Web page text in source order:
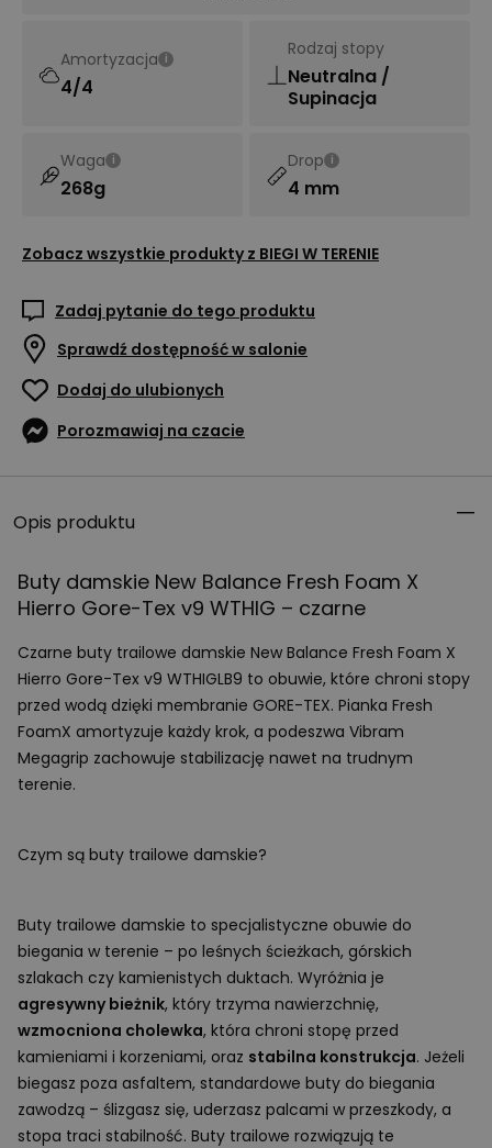
Amortyzacja i
4/4
Rodzaj stopy
Neutralna /
Supinacja
Waga i
268g
Drop i
4 mm
Zobacz wszystkie produkty z BIEGI W TERENIE
Zadaj pytanie do tego produktu
Sprawdź dostępność w salonie
Dodaj do ulubionych
Porozmawiaj na czacie
Opis produktu
Buty damskie New Balance Fresh Foam X
Hierro Gore-Tex v9 WTHIG – czarne
Czarne buty trailowe damskie New Balance Fresh Foam X
Hierro Gore-Tex v9 WTHIGLB9 to obuwie, które chroni stopy
przed wodą dzięki membranie GORE-TEX. Pianka Fresh
FoamX amortyzuje każdy krok, a podeszwa Vibram
Megagrip zachowuje stabilizację nawet na trudnym
terenie.
Czym są buty trailowe damskie?
Buty trailowe damskie to specjalistyczne obuwie do
biegania w terenie – po leśnych ścieżkach, górskich
szlakach czy kamienistych duktach. Wyróżnia je
agresywny bieżnik, który trzyma nawierzchnię,
wzmocniona cholewka, która chroni stopę przed
kamieniami i korzeniami, oraz stabilna konstrukcja. Jeżeli
biegasz poza asfaltem, standardowe buty do biegania
zawodzą – ślizgasz się, uderzasz palcami w przeszkody, a
stopa traci stabilność. Buty trailowe rozwiązują te